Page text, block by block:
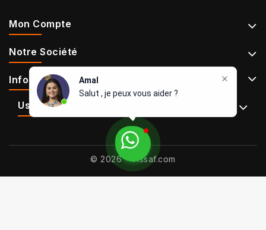
Amal
Salut , je peux vous aider ?
Mon Compte
Notre Société
Informations De Contact
Use Full Links
© 2026 - Tissaf.com